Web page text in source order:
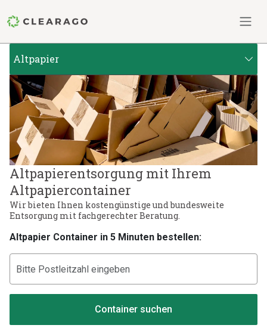
Altpapier
Altpapierentsorgung mit Ihrem
Altpapiercontainer
Wir bieten Ihnen kostengünstige und bundesweite
Entsorgung mit fachgerechter Beratung.
Altpapier Container in 5 Minuten bestellen:
Container suchen